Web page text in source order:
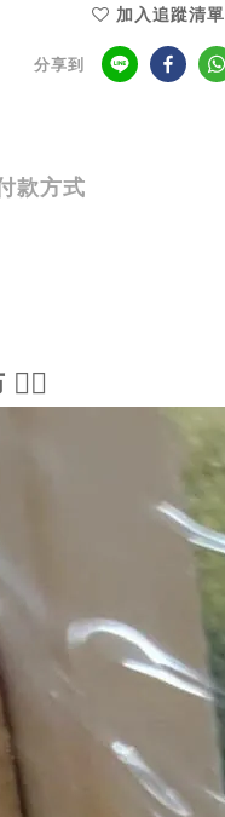
加入追蹤清單
分享到
款方式